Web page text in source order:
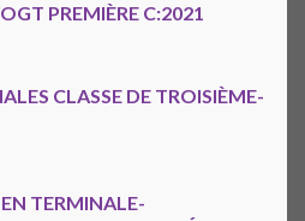
PREMIÈRE C:2021
CLASSE DE TROISIÈME-
TERMINALE-